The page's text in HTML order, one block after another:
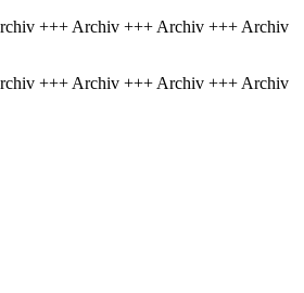
+++ Archiv +++ Archiv +++ Archiv
+++ Archiv +++ Archiv +++ Archiv